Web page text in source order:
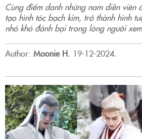
Cùng điểm danh những nam diễn viên
tạo hình tóc bạch kim, trở thành hình
nhỏ khó đánh bại trong lòng người
Author: Moonie H. 19-12-2024.